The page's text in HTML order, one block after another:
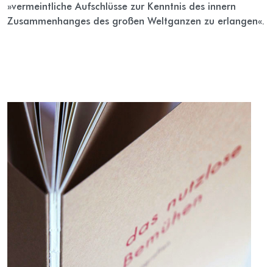
»vermeintliche Aufschlüsse zur Kenntnis des innern
Zusammenhanges des großen Weltganzen zu erlangen«.